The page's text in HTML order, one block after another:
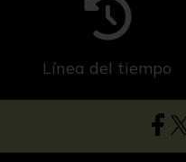
Línea del tiempo